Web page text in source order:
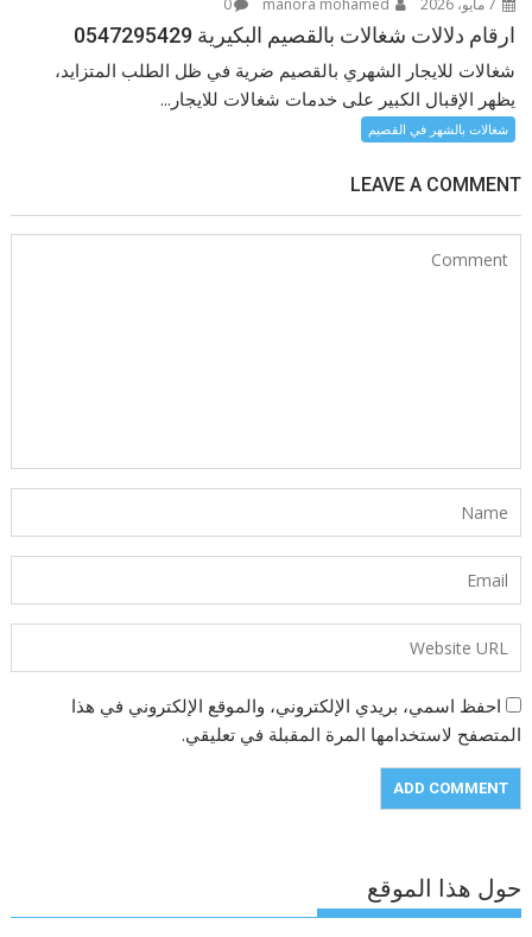
0
ارقام دلالات شغالات بالقصيم البكيرية 0547295429
شغالات للايجار الشهري بالقصيم ضرية في ظل الطلب المتزايد،
يظهر الإقبال الكبير على خدمات شغالات للايجار...
شغالات بالشهر في القصيم
LEAVE A COMMENT
احفظ اسمي، بريدي الإلكتروني، والموقع الإلكتروني في هذا
المتصفح لاستخدامها المرة المقبلة في تعليقي.
حول هذا الموقع